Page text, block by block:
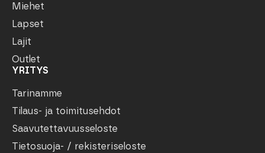
Miehet
Lapset
Lajit
Outlet
YRITYS
Tarinamme
Tilaus- ja toimitusehdot
Saavutettavuusseloste
Tietosuoja- / rekisteriseloste